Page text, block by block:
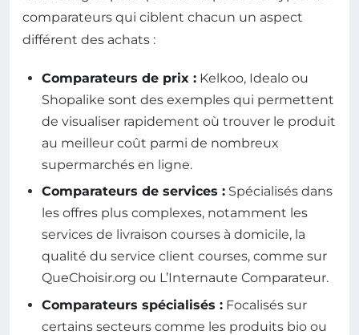
comparateurs qui ciblent chacun un aspect
différent des achats :
Comparateurs de prix : Kelkoo, Idealo ou
Shopalike sont des exemples qui permettent
de visualiser rapidement où trouver le produit
au meilleur coût parmi de nombreux
supermarchés en ligne.
Comparateurs de services : Spécialisés dans
les offres plus complexes, notamment les
services de livraison courses à domicile, la
qualité du service client courses, comme sur
QueChoisir.org ou L’Internaute Comparateur.
Comparateurs spécialisés : Focalisés sur
certains secteurs comme les produits bio ou